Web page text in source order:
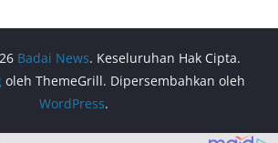
Badai News. Keseluruhan Hak Cipta.
oleh ThemeGrill. Dipersembahkan oleh
WordPress.